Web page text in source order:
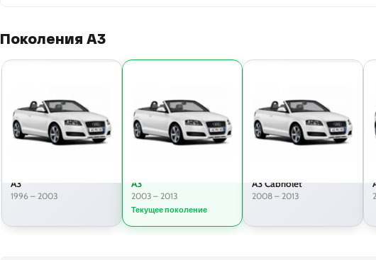
Поколения A3
A3
1996 – 2003
A3
2003 – 2013
Текущее поколение
A3 Cabriolet
2008 – 2013